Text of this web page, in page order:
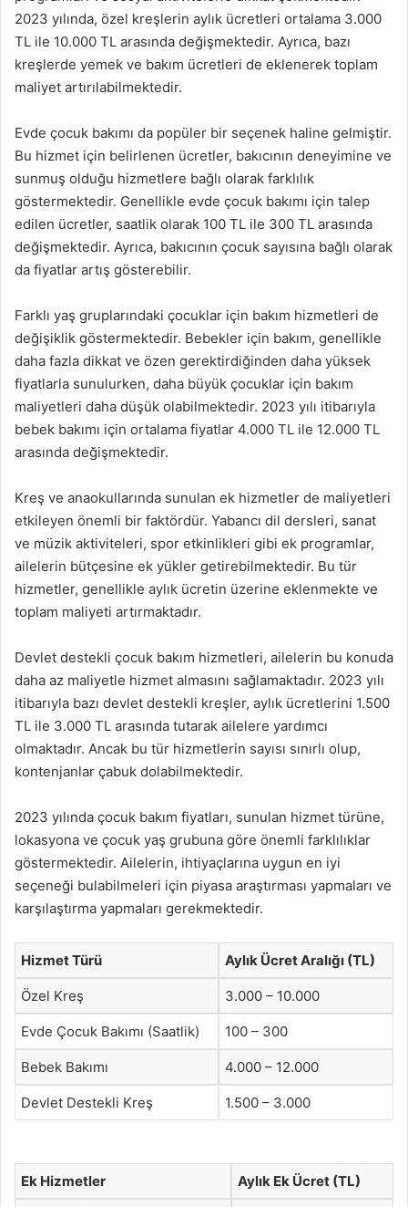
2023 yılında, özel kreşlerin aylık ücretleri ortalama 3.000
TL ile 10.000 TL arasında değişmektedir. Ayrıca, bazı
kreşlerde yemek ve bakım ücretleri de eklenerek toplam
maliyet artırılabilmektedir.
Evde çocuk bakımı da popüler bir seçenek haline gelmiştir.
Bu hizmet için belirlenen ücretler, bakıcının deneyimine ve
sunmuş olduğu hizmetlere bağlı olarak farklılık
göstermektedir. Genellikle evde çocuk bakımı için talep
edilen ücretler, saatlik olarak 100 TL ile 300 TL arasında
değişmektedir. Ayrıca, bakıcının çocuk sayısına bağlı olarak
da fiyatlar artış gösterebilir.
Farklı yaş gruplarındaki çocuklar için bakım hizmetleri de
değişiklik göstermektedir. Bebekler için bakım, genellikle
daha fazla dikkat ve özen gerektirdiğinden daha yüksek
fiyatlarla sunulurken, daha büyük çocuklar için bakım
maliyetleri daha düşük olabilmektedir. 2023 yılı itibarıyla
bebek bakımı için ortalama fiyatlar 4.000 TL ile 12.000 TL
arasında değişmektedir.
Kreş ve anaokullarında sunulan ek hizmetler de maliyetleri
etkileyen önemli bir faktördür. Yabancı dil dersleri, sanat
ve müzik aktiviteleri, spor etkinlikleri gibi ek programlar,
ailelerin bütçesine ek yükler getirebilmektedir. Bu tür
hizmetler, genellikle aylık ücretin üzerine eklenmekte ve
toplam maliyeti artırmaktadır.
Devlet destekli çocuk bakım hizmetleri, ailelerin bu konuda
daha az maliyetle hizmet almasını sağlamaktadır. 2023 yılı
itibarıyla bazı devlet destekli kreşler, aylık ücretlerini 1.500
TL ile 3.000 TL arasında tutarak ailelere yardımcı
olmaktadır. Ancak bu tür hizmetlerin sayısı sınırlı olup,
kontenjanlar çabuk dolabilmektedir.
2023 yılında çocuk bakım fiyatları, sunulan hizmet türüne,
lokasyona ve çocuk yaş grubuna göre önemli farklılıklar
göstermektedir. Ailelerin, ihtiyaçlarına uygun en iyi
seçeneği bulabilmeleri için piyasa araştırması yapmaları ve
karşılaştırma yapmaları gerekmektedir.
Hizmet Türü Aylık Ücret Aralığı (TL)
Özel Kreş 3.000 – 10.000
Evde Çocuk Bakımı (Saatlik) 100 – 300
Bebek Bakımı 4.000 – 12.000
Devlet Destekli Kreş 1.500 – 3.000
Ek Hizmetler Aylık Ek Ücret (TL)